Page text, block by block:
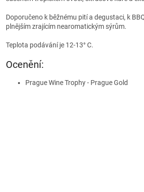
Doporučeno k běžnému pití a degustaci, k
plnějším zrajícím nearomatickým sýrům.
Teplota podávání je 12-13° C.
Ocenění:
Prague Wine Trophy - Prague Gold